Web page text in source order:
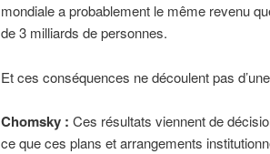
mondiale a probablement le même revenu
de 3 milliards de personnes.
Et ces conséquences ne découlent pas
Chomsky : Ces résultats viennent de
ce que ces plans et arrangements